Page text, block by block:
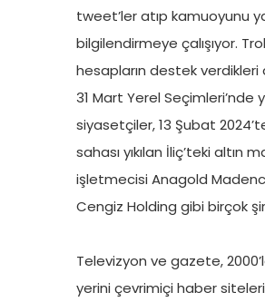
tweet’ler atıp kamuoyunu
bilgilendirmeye çalışıyor.
hesapların destek verdikleri
31 Mart Yerel Seçimleri’nde
siyasetçiler, 13 Şubat
sahası yıkılan İliç’teki altın
işletmecisi Anagold
Cengiz Holding gibi birçok
Televizyon ve gazete,
yerini çevrimiçi haber